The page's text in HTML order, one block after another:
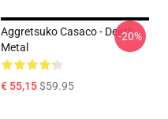
Aggretsuko Casaco - Death
Metal
€ 55,15$59.95
-20%